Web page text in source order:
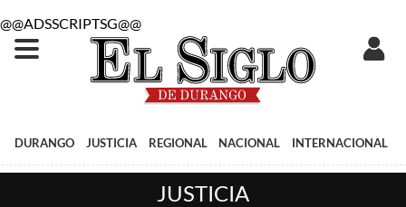
@@ADSSCRIPTSG@@
DURANGO JUSTICIA REGIONAL NACIONAL INTERNACIONAL
JUSTICIA